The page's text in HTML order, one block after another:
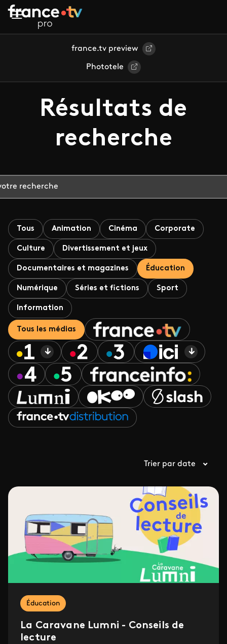
Aller au contenu principal
france.tv preview
Phototele
Résultats de
recherche
Tous Animation Cinéma Corporate
Culture Divertissement et jeux
Documentaires et magazines Éducation
Numérique Séries et fictions Sport
Information
Tous les médias
Trier par date
Éducation
La Caravane Lumni - Conseils de
lecture